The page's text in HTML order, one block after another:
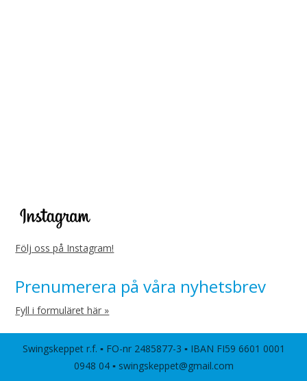
Följ oss på Instagram!
Prenumerera på våra nyhetsbrev
Fyll i formuläret här »
Swingskeppet r.f. ▪ FO-nr 2485877-3 ▪ IBAN FI59 6601 0001
0948 04 ▪ swingskeppet@gmail.com